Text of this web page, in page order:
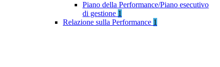
Piano della Performance/Piano esecutivo
di gestione 1
Relazione sulla Performance 1